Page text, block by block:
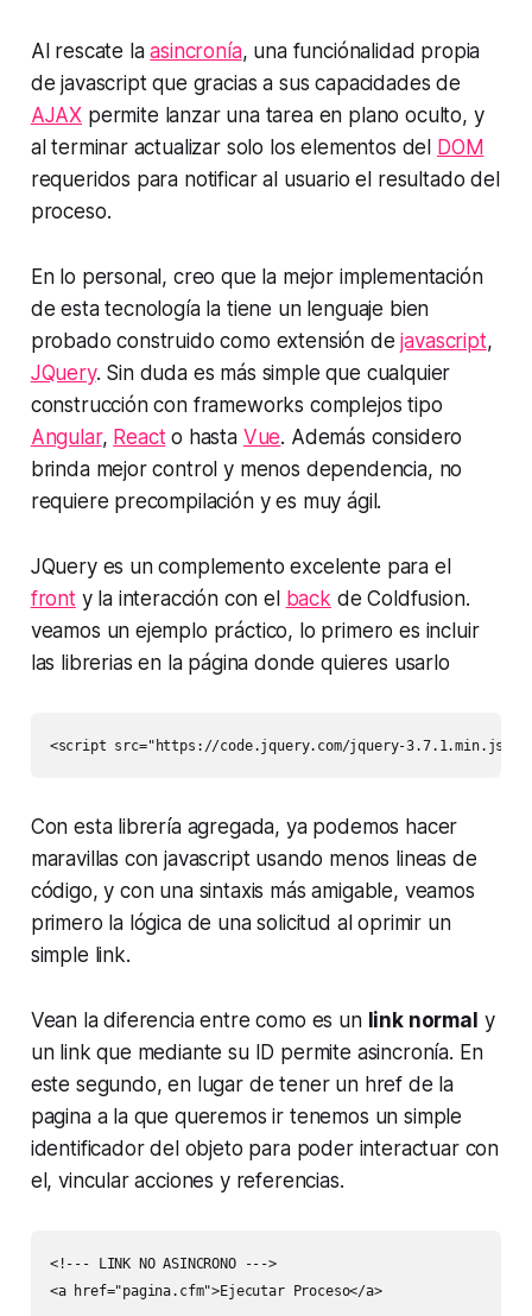
Al rescate laasincronía, una funciónalidad propia
de javascript que gracias a sus capacidades de
AJAX permite lanzar una tarea en plano oculto, y
al terminar actualizar solo los elementos del
DOM
requeridos para notificar al usuario el resultado del
proceso.
En lo personal, creo que la mejor implementación
de esta tecnología la tiene un lenguaje bien
probado construido como extensión dejavascript,
JQuery. Sin duda es más simple que cualquier
construcción con frameworks complejos tipo
Angular, Reacto hasta Vue. Además considero
brinda mejor control y menos dependencia, no
requiere precompilación y es muy ágil.
JQuery es un complemento excelente para el
fronty la interacción con el back de Coldfusion.
veamos un ejemplo práctico, lo primero es incluir
las librerias en la página donde quieres usarlo
<script src=" https://code.jquery.com/jquery-3.7.1.min.js
Con esta librería agregada, ya podemos hacer
maravillas con javascript usando menos lineas de
código, y con una sintaxis más amigable, veamos
primero la lógica de una solicitud al oprimir un
simple link.
Vean la diferencia entre como es un link normal y
un link que mediante su ID permite asincronía. En
este segundo, en lugar de tener un href de la
pagina a la que queremos ir tenemos un simple
identificador del objeto para poder interactuar con
el, vincular acciones y referencias.
<!--- LINK NO ASINCRONO --->
<a href="pagina.cfm">Ejecutar Proceso</a>